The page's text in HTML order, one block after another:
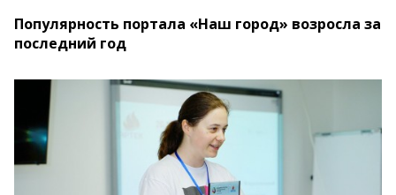
Популярность портала «Наш город» возросла за
последний год